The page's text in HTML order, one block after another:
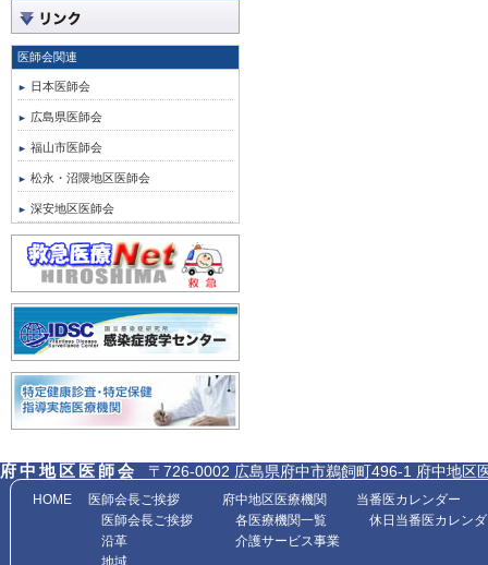
医師会関連
日本医師会
広島県医師会
福山市医師会
松永・沼隈地区医師会
深安地区医師会
府中地区医師会 〒726-0002 広島県府中市鵜飼町496-1 府中地
HOME
医師会長ご挨拶
医師会長ご挨拶
沿革
地域
府中地区医療機関
各医療機関一覧
介護サービス事業
当番医カレンダー
休日当番医カレン